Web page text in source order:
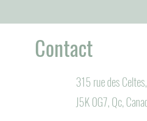
Contact
315 rue des
J5K 0G7, Qc,